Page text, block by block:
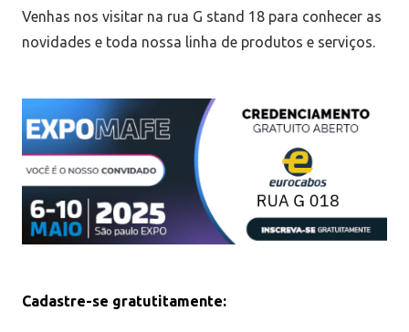
Venhas nos visitar na rua G stand 18 para conhecer as
novidades e toda nossa linha de produtos e serviços.
Cadastre-se gratutitamente: